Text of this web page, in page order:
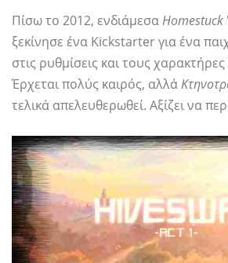
Πίσω το 2012, ενδιάμεσαHomestuck
ξεκίνησε ένα Kickstarter για ένα
στις ρυθμίσεις και τους
Έρχεται πολύς καιρός, αλλά
τελικά απελευθερωθεί. Αξίζει να